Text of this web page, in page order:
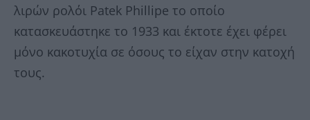
λιρών ρολόι Patek Phillipe το οποίο
κατασκευάστηκε το 1933 και έκτοτε έχει φέρει
μόνο κακοτυχία σε όσους το είχαν στην κατοχή
τους.